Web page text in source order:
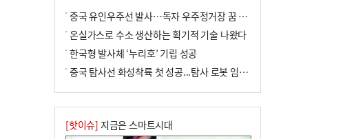
중국 유인우주선 발사…독자 우주정거장 꿈 성큼
온실가스로 수소 생산하는 획기적 기술 나왔다
한국형 발사체 ‘누리호’ 기립 성공
중국 탐사선 화성착륙 첫 성공...탐사 로봇 임무 착수
[핫이슈] 지금은 스마트시대